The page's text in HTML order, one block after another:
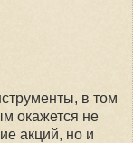
в том
окажется не
акций, но и